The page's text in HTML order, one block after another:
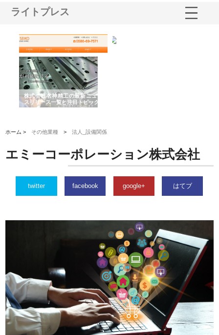
ライトプレス
株式会社名神精工の最新ニュー
スリリース一覧と注目トピック
ホーム > その他業種 >法人_設備関係
エミーコーポレーション株式会社
twitter facebook google+ はてブ